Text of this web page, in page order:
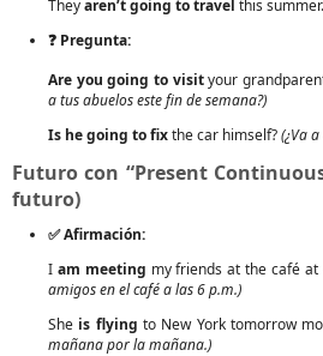
Theyaren’t going to travel this summer.
❓ Pregunta:
Are you going to visityour
a tus abuelos este fin de semana?)
Is he going to fixthe car himself?(¿Va
Futuro con “Present
futuro)
✅ Afirmación:
I am meeting my friends at the café at
amigos en el café a las 6 p.m.)
She is flying to New York tomorrow
mañana por la mañana.)